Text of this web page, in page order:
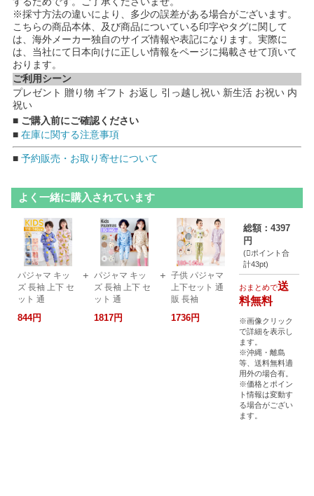
※採寸方法の違いにより、多少の誤差がある場合がございます。
こちらの商品本体、及び商品についている印字やタグに関して
は、海外メーカー独自のサイズ情報や表記になります。実際に
は、当社にて日本向けに正しい情報をページに掲載させて頂いて
おります。
ご利用シーン
プレゼント 贈り物 ギフト お返し 引っ越し祝い 新生活 お祝い 内
祝い
■ ご購入前にご確認ください
■ 在庫に関する注意事項
■ 予約販売・お取り寄せについて